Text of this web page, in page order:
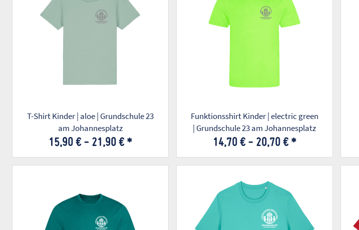
T-Shirt Kinder | aloe | Grundschule 23
am Johannesplatz
15,90 € - 21,90 € *
Funktionsshirt Kinder | electric green
| Grundschule 23 am Johannesplatz
14,70 € - 20,70 € *